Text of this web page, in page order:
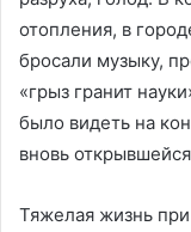
отопления, в
бросали музыку,
«грыз гранит
было видеть на
вновь
Тяжелая жизнь